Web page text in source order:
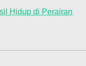
Hidup di Perairan